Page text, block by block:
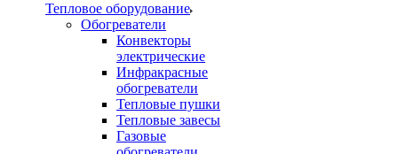
Тепловое оборудование
Обогреватели
Конвекторы
электрические
Инфракрасные
обогреватели
Тепловые пушки
Тепловые завесы
Газовые